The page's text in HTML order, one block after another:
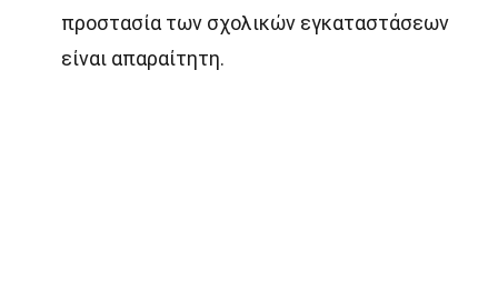
προστασία των σχολικών εγκαταστάσεων
είναι απαραίτητη.